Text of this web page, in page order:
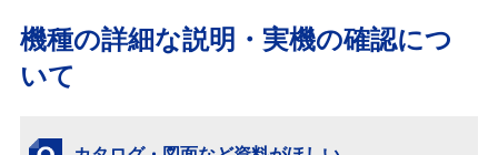
機種の詳細な説明・実機の確認につ
いて